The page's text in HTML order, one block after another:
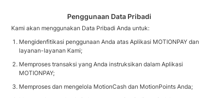
Penggunaan Data Pribadi
Kami akan menggunakan Data Pribadi Anda untuk:
Mengidenfitikasi penggunaan Anda atas Aplikasi MOTIONPAY dan
layanan-layanan Kami;
Memproses transaksi yang Anda instruksikan dalam Aplikasi
MOTIONPAY;
Memproses dan mengelola MotionCash dan MotionPoints Anda;